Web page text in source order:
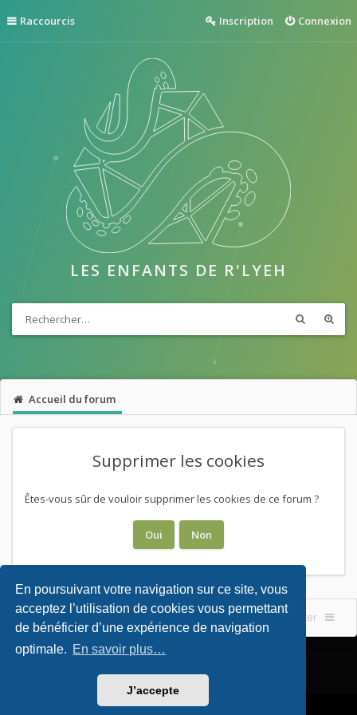
En poursuivant votre navigation sur ce site, vous
acceptez l’utilisation de cookies vous permettant
de bénéficier d’une expérience de navigation
optimale. En savoir plus…
J’accepte
Raccourcis Connexion
Inscription
LES ENFANTS DE R'LYEH
Accueil du forum
Supprimer les cookies
Êtes-vous sûr de vouloir supprimer les cookies de ce forum ?
Accueil du forum Nous contacter